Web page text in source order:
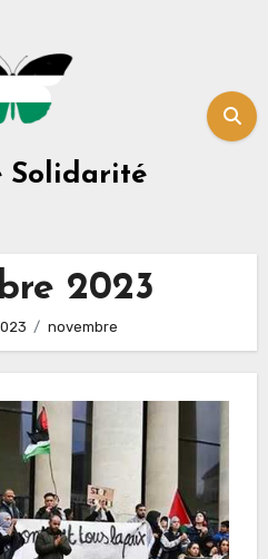
Solidarité
2023
novembre